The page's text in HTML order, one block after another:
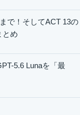
で！そしてACT 13の
とめ
5.6 Lunaを「最